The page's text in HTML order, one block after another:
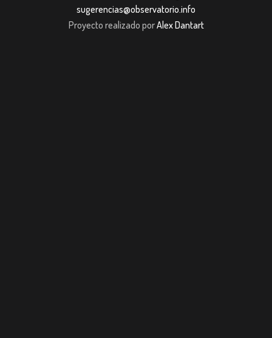
sugerencias@observatorio.info
Proyecto realizado porAlex Dantart